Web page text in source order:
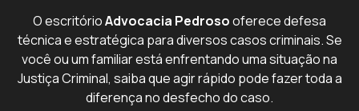
O escritórioAdvocacia Pedrosooferece defesa
técnica e estratégica para diversos casos criminais. Se
você ou um familiar está enfrentando uma situação na
Justiça Criminal, saiba que agir rápido pode fazer toda a
diferença no desfecho do caso.